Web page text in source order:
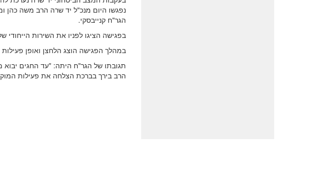
נפגשו היום מנכ"ל יד שרה הרב משה כהן
הגר"ח קנייבסקי.
בפגישה הציגו לפניו את השירות
במהלך הפגישה הוצג הלחצן ואופן
תגובתו של הגר"ח היתה: "עד החגים יבוא
הרב בירך בברכת הצלחה את פעילות